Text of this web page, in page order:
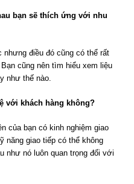
bạn sẽ thích ứng với nhu
nhưng điều đó cũng có thể rất
cũng nên tìm hiểu xem liệu
như thế nào.
với khách hàng không?
của bạn có kinh nghiệm giao
năng giao tiếp có thể không
như nó luôn quan trọng đối với